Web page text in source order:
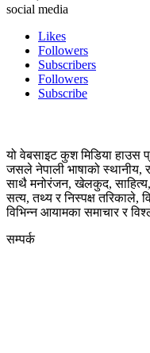
social media
Likes
Followers
Subscribers
Followers
Subscribe
यो वेबसाइट कुश मिडिया हाउस
जसले नेपाली भाषाको स्थानीय,
साथै मनोरंजन, खेलकुद,
सत्य, तथ्य र निस्पक्ष तरिकाले,
विभिन्न आयामका समाचार र
सम्पर्क